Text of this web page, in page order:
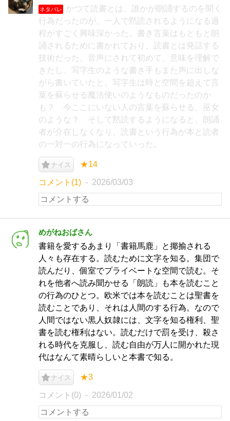
ネタバレ
かつて読書とは、誰かが朗誦するのを聞く
行為だったのが、一人で黙読されるようになる過
程がすごく興味深かった。書き言葉はもともと朗
誦されるために書かれており、読書とは発話する
技術だった。音声にされて初めて、意味を理解で
きたし、写字生のような書き手もまた声に出しな
がら書いていたと。写字生は時と空間を超えて言
葉を蘇らせる魔法使いのようなものだったのか
も？ 今ここにいない人の言葉を蘇らせる、巫女
のような？ そして黙読するようになると、朗誦
者が介在しなくなり、読書という行為が本と読者
の一対一の行為になっていった。
ナイス ★14
コメント(1) 2026/03/03
めがねおばさん
書籍を愛するあまり「書籍馬鹿」と揶揄される
人々も存在する。読むために文字を知る。集団で
読んだり、個室でプライベートな空間で読む。そ
れを他者へ読み聞かせる「朗読」も本を読むこと
の行為のひとつ。欧米では本を読むことは聖書を
読むことであり、それは人間のする行為。なので
人間ではない黒人奴隷には、文字を知る権利、聖
書を読む権利はない。読むだけで罰を受け、殺さ
れる時代を克服し、読む自由が万人に開かれた現
代はなんて素晴らしいと本書で知る。
ナイス ★3
コメント(0) 2026/01/02